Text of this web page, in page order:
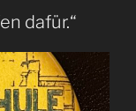
dafür.“